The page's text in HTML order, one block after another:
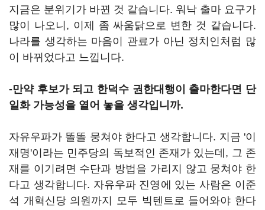
지금은 분위기가 바뀐 것 같습니다. 워낙 출마 요구가
많이 나오니, 이제 좀 싸움닭으로 변한 것 같습니다.
나라를 생각하는 마음이 관료가 아닌 정치인처럼 많
이 바뀌었다고 느낍니다.
-만약 후보가 되고 한덕수 권한대행이 출마한다면 단
일화 가능성을 열어 놓을 생각입니까.
자유우파가 똘똘 뭉쳐야 한다고 생각합니다. 지금 '이
재명'이라는 민주당의 독보적인 존재가 있는데, 그 존
재를 이기려면 수단과 방법을 가리지 않고 뭉쳐야 한
다고 생각합니다. 자유우파 진영에 있는 사람은 이준
석 개혁신당 의원까지 모두 빅텐트로 들어와야 한다